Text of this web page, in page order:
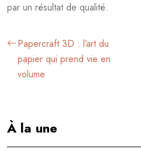
par un résultat de qualité.
Papercraft 3D : l’art du
papier qui prend vie en
volume
À la une